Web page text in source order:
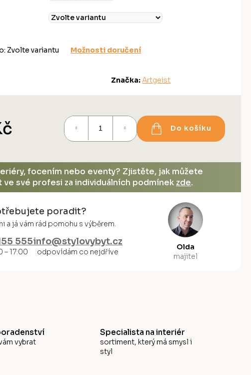
Zvolte variantu Možnosti doručení
Značka: Artgeist
Do košíku
focením nebo eventy? Zjistěte, jak můžete
ve své profesi za individuálních podmínek zde.
poradit?
a já vám rád pomohu s výběrem.
555
– 17:00
info@stylovybyt.cz
odpovídám co nejdříve
Olda
majitel
vybrat
Specialista na interiér
sortiment, který má smysl i
styl